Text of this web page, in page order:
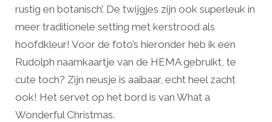
rustig en botanisch’. De twijgjes zijn ook superleuk in
meer traditionele setting met kerstrood als
hoofdkleur! Voor de foto’s hieronder heb ik een
Rudolph naamkaartje van de HEMA gebruikt, te
cute toch? Zijn neusje is aaibaar, echt heel zacht
ook! Het servet op het bord is van What a
Wonderful Christmas.